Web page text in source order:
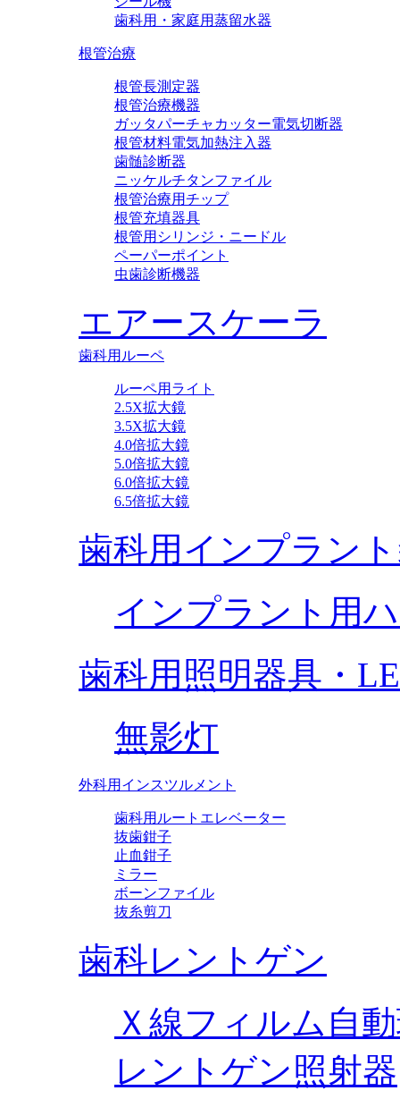
歯科用・家庭用蒸留水器
根管治療
根管長測定器
根管治療機器
ガッタパーチャカッター電気切断器
根管材料電気加熱注入器
歯髄診断器
ニッケルチタンファイル
根管治療用チップ
根管充填器具
根管用シリンジ・ニードル
ペーパーポイント
虫歯診断機器
エアースケーラ
歯科用ルーペ
ルーペ用ライト
2.5X拡大鏡
3.5X拡大鏡
4.0倍拡大鏡
5.0倍拡大鏡
6.0倍拡大鏡
6.5倍拡大鏡
歯科用インプラン
インプラント用
歯科用照明器具・
無影灯
外科用インスツルメント
歯科用ルートエレベーター
抜歯鉗子
止血鉗子
ミラー
ボーンファイル
抜糸剪刀
歯科レントゲン
Ｘ線フィルム自
レントゲン照射器